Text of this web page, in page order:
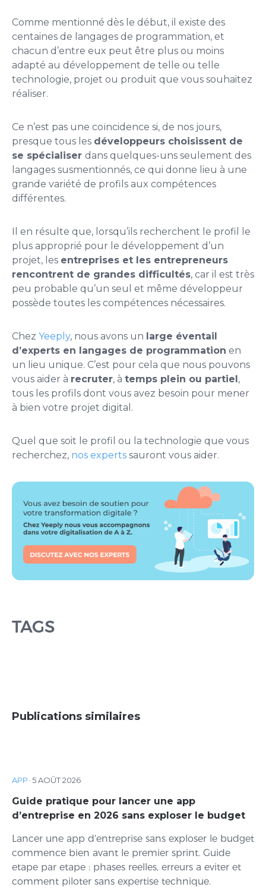
Comme mentionné dès le début, il existe des
centaines de langages de programmation, et
chacun d’entre eux peut être plus ou moins
adapté au développement de telle ou telle
technologie, projet ou produit que vous souhaitez
réaliser.
Ce n’est pas une coïncidence si, de nos jours,
presque tous les développeurs choisissent de
se spécialiser dans quelques-uns seulement des
langages susmentionnés, ce qui donne lieu à une
grande variété de profils aux compétences
différentes.
Il en résulte que, lorsqu’ils recherchent le profil le
plus approprié pour le développement d’un
projet, les entreprises et les entrepreneurs
rencontrent de grandes difficultés, car il est très
peu probable qu’un seul et même développeur
possède toutes les compétences nécessaires.
Chez Yeeply, nous avons un large éventail
d’experts en langages de programmation en
un lieu unique. C’est pour cela que nous pouvons
vous aider à recruter, à temps plein ou partiel,
tous les profils dont vous avez besoin pour mener
à bien votre projet digital.
Quel que soit le profil ou la technologie que vous
recherchez, nos experts sauront vous aider.
TAGS
Publications similaires
APP ·5 AOÛT 2026
Guide pratique pour lancer une app
d’entreprise en 2026 sans exploser le budget
Lancer une app d'entreprise sans exploser le budget
commence bien avant le premier sprint. Guide
etape par etape : phases reelles, erreurs a eviter et
comment piloter sans expertise technique.